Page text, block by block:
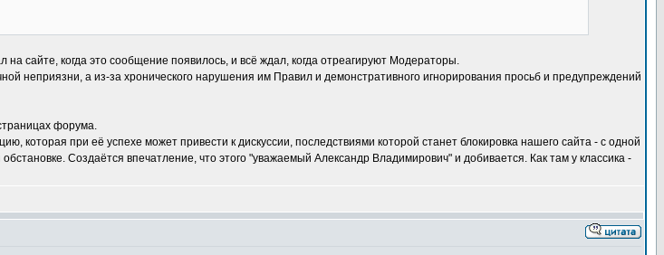
сайте, когда это сообщение появилось, и всё ждал, когда отреагируют Модераторы.
неприязни, а из-за хронического нарушения им Правил и демонстративного игнорирования просьб и предупреждений
форума.
которая при её успехе может привести к дискуссии, последствиями которой станет блокировка нашего сайта - с одной
Создаётся впечатление, что этого "уважаемый Александр Владимирович" и добивается. Как там у классика -